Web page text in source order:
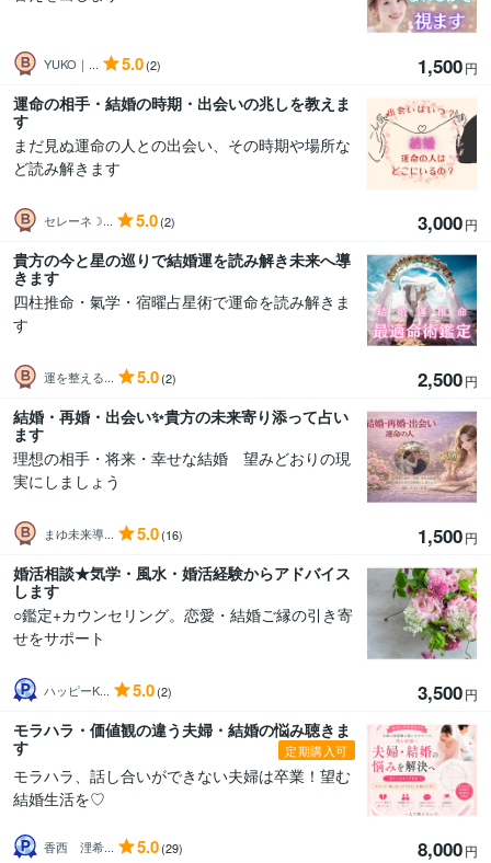
YUKO｜... 5.0(2) 1,500円
運命の相手・結婚の時期・出会いの兆しを教えま
す
まだ見ぬ運命の人との出会い、その時期や場所な
ど読み解きます
セレーネ☽... 5.0(2) 3,000円
貴方の今と星の巡りで結婚運を読み解き未来へ導
きます
四柱推命・氣学・宿曜占星術で運命を読み解きま
す
運を整える... 5.0(2) 2,500円
結婚・再婚・出会い✨️貴方の未来寄り添って占い
ます
理想の相手・将来・幸せな結婚 望みどおりの現
実にしましょう
まゆ未来導... 5.0(16) 1,500円
婚活相談★気学・風水・婚活経験からアドバイス
します
○鑑定+カウンセリング。恋愛・結婚ご縁の引き寄
せをサポート
ハッピーK... 5.0(2) 3,500円
モラハラ・価値観の違う夫婦・結婚の悩み聴きま
す
定期購入可
モラハラ、話し合いができない夫婦は卒業！望む
結婚生活を♡
香西 浬希... 5.0(29) 8,000円